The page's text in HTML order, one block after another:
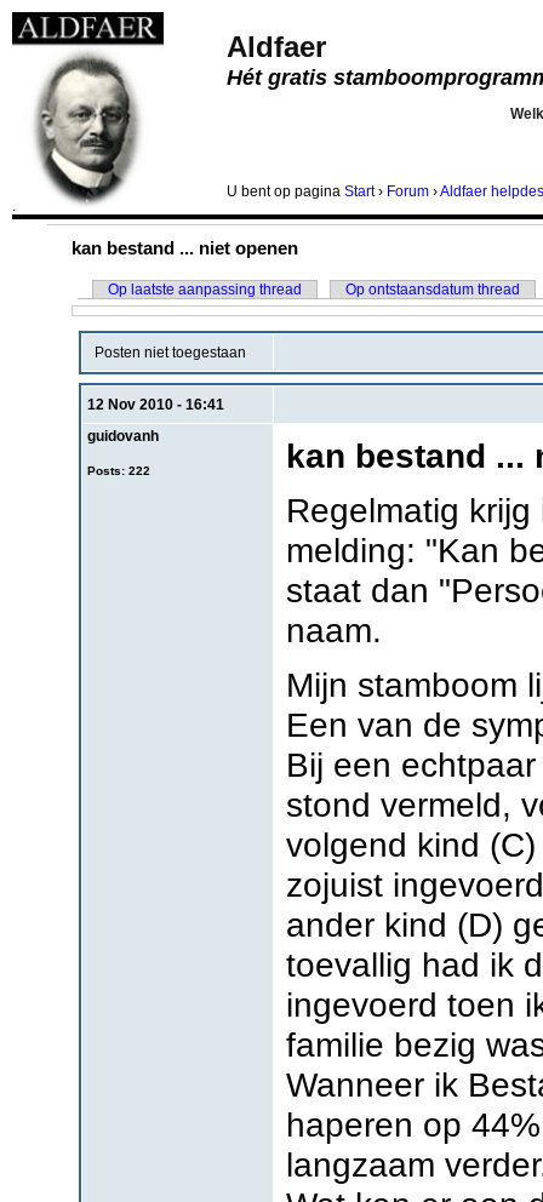
Aldfaer
Hét gratis
U bentop pagina Start› Forum ›Aldfaer
.
kan bestand ... niet openen
Op laatste aanpassing thread Op ontstaansdatum thread
Posten niet toegestaan
12 Nov 2010 - 16:41
guidovanh
Posts: 222
kan bestand ...
Regelmatig
melding: "Kan
staat dan
naam.
Mijn stamboom
Een van de
Bij een
stond vermeld,
volgend kind
zojuist
ander kind (D)
toevallig had ik
ingevoerd toen
familie bezig
Wanneer ik
haperen op
langzaam